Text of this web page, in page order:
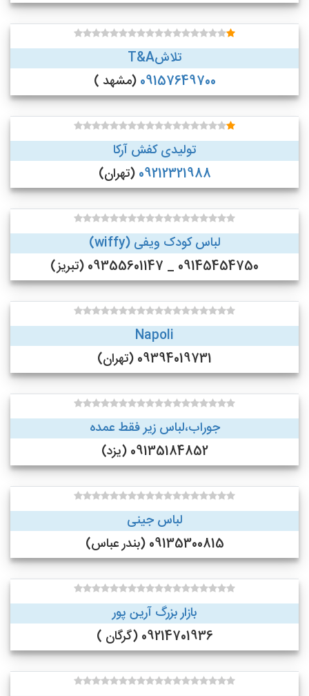
تلاشT&A
09157649700 (مشهد )
تولیدی کفش آرکا
09212321988 (تهران)
لباس کودک ویفی (wiffy)
09145454750 _ 09355601147 (تبریز)
Napoli
09394019731 (تهران)
جوراب،لباس زیر فقط عمده
09135184852 (یزد)
لباس جینی
09135300815 (بندر عباس)
بازار بزرگ آرین پور
09214701936 (گرگان )